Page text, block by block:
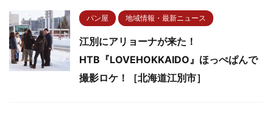
パン屋 地域情報・最新ニュース
江別にアリョーナが来た！
HTB『LOVEHOKKAIDO』ほっぺぱんで
撮影ロケ！［北海道江別市］